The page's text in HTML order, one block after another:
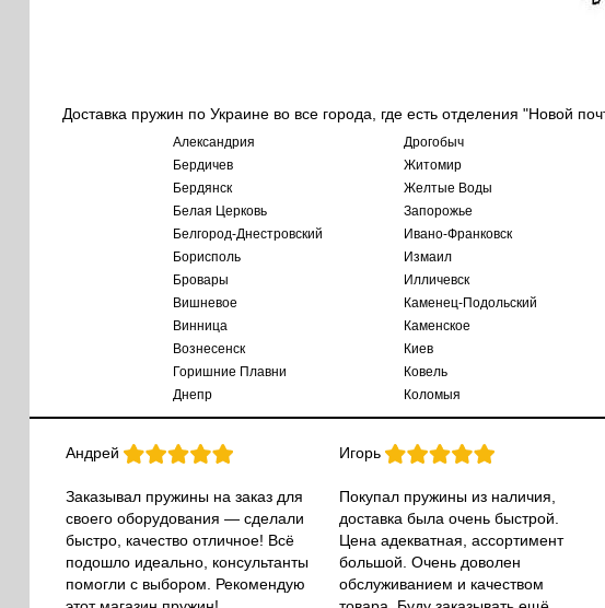
Доставка пружин по Украине во все города, где есть отделения "Новой
Александрия
Бердичев
Бердянск
Белая Церковь
Белгород-Днестровский
Борисполь
Бровары
Вишневое
Винница
Вознесенск
Горишние Плавни
Днепр
Дрогобыч
Житомир
Желтые Воды
Запорожье
Ивано-Франковск
Измаил
Илличевск
Каменец-Подольский
Каменское
Киев
Ковель
Коломыя
Андрей
Заказывал пружины на заказ для
своего оборудования — сделали
быстро, качество отличное! Всё
подошло идеально, консультанты
помогли с выбором. Рекомендую
Игорь
Покупал пружины из наличия,
доставка была очень быстрой.
Цена адекватная, ассортимент
большой. Очень доволен
обслуживанием и качеством